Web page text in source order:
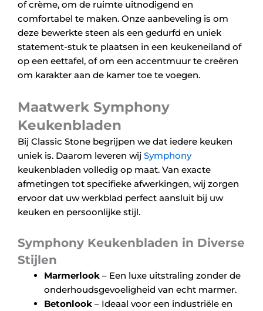
of crème, om de ruimte uitnodigend en
comfortabel te maken. Onze aanbeveling is om
deze bewerkte steen als een gedurfd en uniek
statement-stuk te plaatsen in een keukeneiland of
op een eettafel, of om een accentmuur te creëren
om karakter aan de kamer toe te voegen.
Maatwerk Symphony
Keukenbladen
Bij Classic Stone begrijpen we dat iedere keuken
uniek is. Daarom leveren wij Symphony
keukenbladen volledig op maat. Van exacte
afmetingen tot specifieke afwerkingen, wij zorgen
ervoor dat uw werkblad perfect aansluit bij uw
keuken en persoonlijke stijl.
Symphony Keukenbladen in Diverse
Stijlen
Marmerlook – Een luxe uitstraling zonder de
onderhoudsgevoeligheid van echt marmer.
Betonlook – Ideaal voor een industriële en